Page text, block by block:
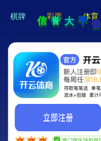
hi 💗